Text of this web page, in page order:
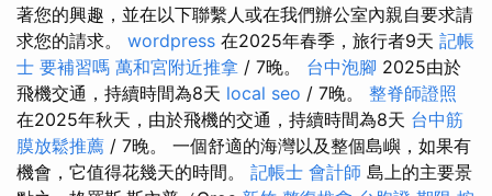
著您的興趣，並在以下聯繫人或在我們辦公室內親自要求請
求您的請求。 wordpress 在2025年春季，旅行者9天 記帳
士 要補習嗎 萬和宮附近推拿 / 7晚。 台中泡腳 2025由於
飛機交通，持續時間為8天 local seo / 7晚。 整脊師證照
在2025年秋天，由於飛機的交通，持續時間為8天 台中筋
膜放鬆推薦 / 7晚。 一個舒適的海灣以及整個島嶼，如果有
機會，它值得花幾天的時間。 記帳士 會計師 島上的主要景